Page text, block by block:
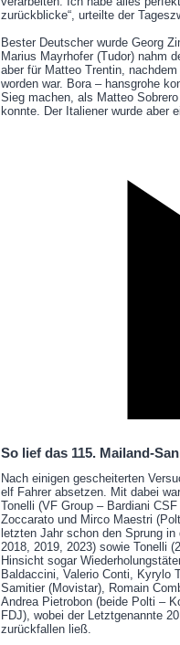
zurückblicke“, urteilte der
Bester Deutscher wurde Georg
Marius Mayrhofer (Tudor) nahm
aber für Matteo Trentin,
worden war. Bora – hansgrohe
Sieg machen, als Matteo
konnte. Der Italiener wurde aber
So lief das 115. Mailand-
Nach einigen gescheiterten
elf Fahrer absetzen. Mit dabei
Tonelli (VF Group – Bardiani
Zoccarato und Mirco Maestri
letzten Jahr schon den Sprung
2018, 2019, 2023) sowie Tonelli
Hinsicht sogar
Baldaccini, Valerio Conti, Kyrylo
Samitier (Movistar), Romain
Andrea Pietrobon (beide Polti –
FDJ), wobei der Letztgenannte
zurückfallen ließ.